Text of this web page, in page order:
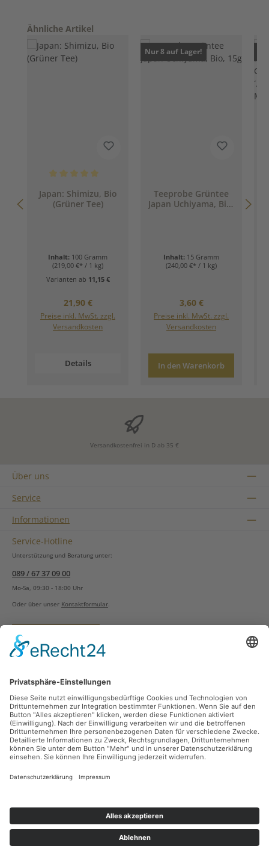
Produktgalerie überspringen
Ähnliche Artikel
Japan: Shimizu, Bio
(Grüner Tee)
Inhalt: 100 Gramm
(219,00 €* / 1 kg)
Varianten ab 11,15 €
Regulärer Preis:
21,90 €
Preise inkl. MwSt. zzgl.
Versandkosten
Details
Nur 8 auf Lager!
Teeprobe Grüntee
Japan Uchiyama, Bio,
Inhalt: 15 Gramm
(240,00 €* / 1 kg)
Regulärer Preis:
3,60 €
Preise inkl. MwSt. zzgl.
Versandkosten
In den Warenkorb
Versandkostenfrei in D ab 35 €
Über uns
Service
Informationen
Service-Hotline
Unterstützung und Beratung unter:
089 / 67 37 09 00
Mo-Sa, 09:30 - 18:00 Uhr
Oder über unser Kontaktformular.
Vertrag widerrufen
Zahlungsarten
Sicher Einkaufen
Ladengeschäft
Newsletter
Facebook Instagram